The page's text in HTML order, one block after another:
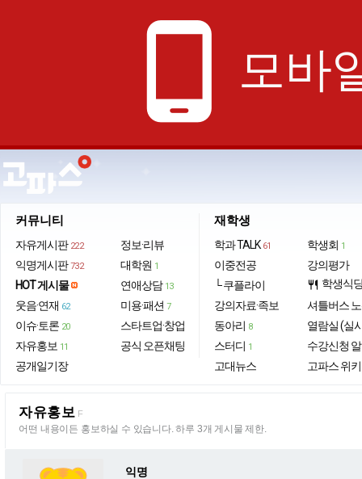
phone_android 모바
커뮤니티
자유게시판 222
익명게시판 732
HOT 게시물
웃음·연재 62
이슈·토론 20
자유홍보 11
공개일기장
정보·리뷰
대학원 1
연애상담 13
미용·패션 7
스타트업·창업
공식 오픈채팅
재학생
학과 TALK 61
이중전공
└ 쿠플라이
강의자료·족보
동아리 8
스터디 1
고대뉴스
학생회 1
강의평가
restaurant 학생식
셔틀버스
열람실 (실
수강신청
고파스 위키
자유홍보 F
어떤 내용이든 홍보하실 수 있습니다. 하루 3개 게시물 제한.
익명